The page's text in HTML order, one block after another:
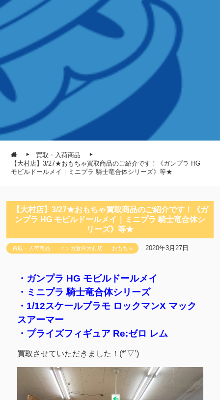
買取・入荷商品
【大村店】3/27★おもちゃ買取商品のご紹介です！《ガンプラ HG
モビルドールメイ｜ミニプラ 騎士竜合体シリーズ》等★
【大村店】3/27★おもちゃ買取商品のご紹介です！《ガ
ンプラ HG モビルドールメイ｜ミニプラ 騎士竜合体シ
リーズ》等★
買取・入荷商品 マンガ倉庫大村店 おもちゃ 2020年3月27日
・ガンプラ HG モビルドールメイ
・ミニプラ 騎士竜合体シリーズ
・1/12スケールプラモ ロックマンX マック
スアーマー
・プライズフィギュア Re:ゼロ レム
買取させていただきました！(*’▽’)